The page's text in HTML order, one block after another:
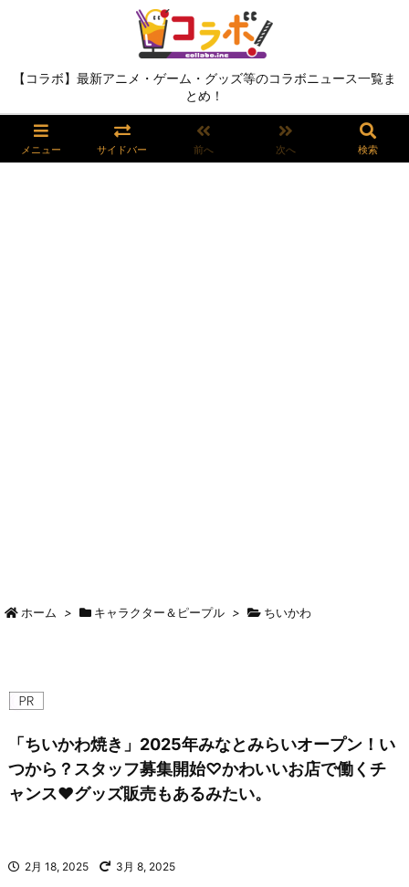
【コラボ】最新アニメ・ゲーム・グッズ等のコラボニュース一覧ま
とめ！
メニュー サイドバー 前へ 次へ 検索
ホーム > キャラクター＆ピープル > ちいかわ
「ちいかわ焼き」2025年みなとみらいオープン！い
つから？スタッフ募集開始♡かわいいお店で働くチ
ャンス♥グッズ販売もあるみたい。
2月 18, 2025 3月 8, 2025